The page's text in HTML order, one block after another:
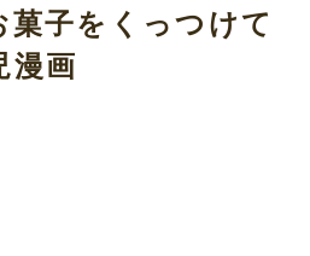
子をくっつけて
漫画